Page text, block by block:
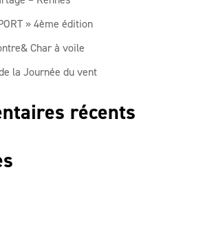
» 4ème édition
Char à voile
la Journée du vent
récents